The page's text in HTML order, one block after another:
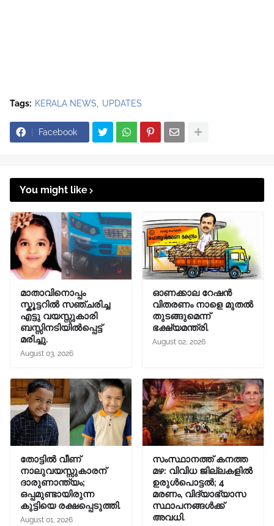
Tags: KERALA NEWS UPDATES
Facebook
You might like
മാതാവിനൊപ്പം
സ്കൂട്ടറിൽ സഞ്ചരിച്ച
എട്ടു വയസ്സുകാരി
ബസ്സിനടിയിൽപ്പെട്ട്
മരിച്ചു.
August 03, 2026
ഓണക്കാല റേഷന്‍
വിതരണം നാളെ മുതല്‍
തുടങ്ങുമെന്ന്
ഭക്ഷ്യമന്ത്രി.
August 02, 2026
തോട്ടിൽ വീണ്
നാലുവയസ്സുകാരന്
ദാരുണാന്ത്യം;
ഒപ്പമുണ്ടായിരുന്ന
കുട്ടിയെ രക്ഷപ്പെടുത്തി.
August 01, 2026
സംസ്ഥാനത്ത് കനത്ത
മഴ: വിവിധ ജില്ലകളിൽ
ഉരുൾപൊട്ടൽ; 4
മരണം, വിദ്യാഭ്യാസ
സ്ഥാപനങ്ങൾക്ക്
അവധി.